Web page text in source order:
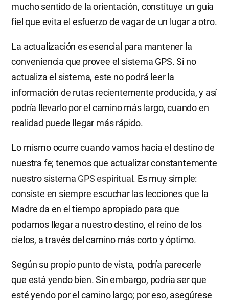
mucho sentido de la orientación, constituye un guía
fiel que evita el esfuerzo de vagar de un lugar a otro.
La actualización es esencial para mantener la
conveniencia que provee el sistema GPS. Si no
actualiza el sistema, este no podrá leer la
información de rutas recientemente producida, y así
podría llevarlo por el camino más largo, cuando en
realidad puede llegar más rápido.
Lo mismo ocurre cuando vamos hacia el destino de
nuestra fe; tenemos que actualizar constantemente
nuestro sistema GPS espiritual . Es muy simple:
consiste en siempre escuchar las lecciones que la
Madre da en el tiempo apropiado para que
podamos llegar a nuestro destino, el reino de los
cielos, a través del camino más corto y óptimo.
Según su propio punto de vista, podría parecerle
que está yendo bien. Sin embargo, podría ser que
esté yendo por el camino largo; por eso, asegúrese